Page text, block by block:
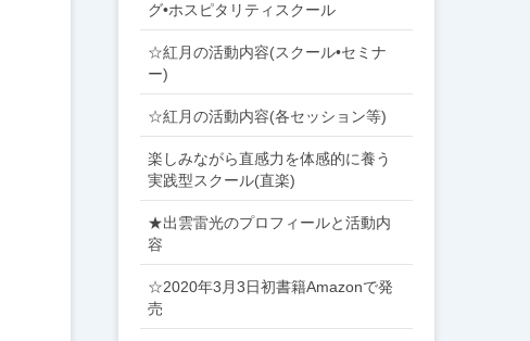
グ•ホスピタリティスクール
☆紅月の活動内容(スクール•セミナ
ー)
☆紅月の活動内容(各セッション等)
楽しみながら直感力を体感的に養う
実践型スクール(直楽)
★出雲雷光のプロフィールと活動内
容
☆2020年3月3日初書籍Amazonで発
売